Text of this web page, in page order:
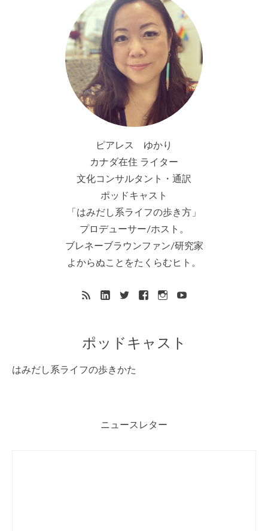
ピアレス ゆかり
カナダ在住 ライター
文化コンサルタント・通訳
ポッドキャスト
「はみだし系ライフの歩き方」
プロデューサー/ホスト。
ブレネーブラウンファン/研究家
よからぬことをたくらむヒト。
ポッドキャスト
はみだし系ライフの歩きかた
ニュースレター